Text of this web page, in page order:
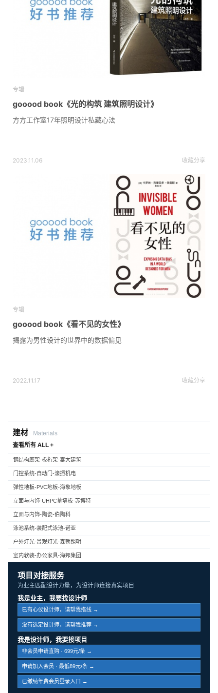
专辑
gooood book《光的构筑 建筑照明设计》
方方工作室17年照明设计私藏心法
2023.11.06 收藏分享
专辑
gooood book《看不见的女性》
揭露为男性设计的世界中的数据偏见
2022.11.17 收藏分享
建材
Materials
查看所有 ALL +
钢结构廊架-板桁架-泰大建筑
门控系统-自动门-濠振机电
弹性地板-PVC地板-海象地板
立面与内饰-UHPC幕墙板-苏博特
立面与内饰-陶瓷-伯陶科
泳池系统-装配式泳池-诺亚
户外灯光-景观灯光-森朝照明
室内软装-办公家具-海邦集团
项目对接服务
为业主匹配设计力量，为设计师连接真实项目
我是业主，我要找设计师
已有心仪设计师，请帮我搭线 →
没有选定设计师，请帮我推荐 →
我是设计师，我要接项目
非会员申请直购 · 699元/条 →
申请加入会员 · 最低89元/条 →
已缴纳年费会员登录入口 →